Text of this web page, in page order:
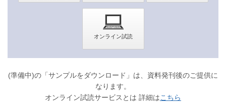
(準備中)の「サンプルをダウンロード」は、資料発刊後のご提供に
なります。
オンライン試読サービスとは 詳細はこちら